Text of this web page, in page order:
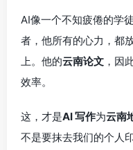
AI像一个不知疲倦的学
者，他所有的心力，都
上。他的云南论文 ，因
效率。
这，才是AI 写作为云南
不是要抹去我们的个人